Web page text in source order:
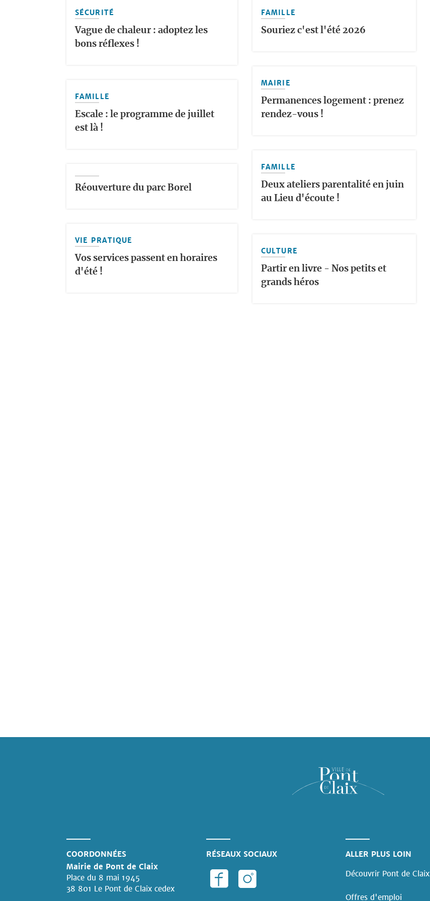
SÉCURITÉ
Vague de chaleur : adoptez les
bons réflexes !
FAMILLE
Escale : le programme de juillet
est là !
Réouverture du parc Borel
VIE PRATIQUE
Vos services passent en horaires
d'été !
FAMILLE
Souriez c'est l'été 2026
MAIRIE
Permanences logement : prenez
rendez-vous !
FAMILLE
Deux ateliers parentalité en juin
au Lieu d'écoute !
CULTURE
Partir en livre - Nos petits et
grands héros
COORDONNÉES
Mairie de Pont de Claix
Place du 8 mai 1945
38 801 Le Pont de Claix cedex
RÉSEAUX SOCIAUX ALLER PLUS LOIN
Découvrir Pont de Claix
Offres d'emploi